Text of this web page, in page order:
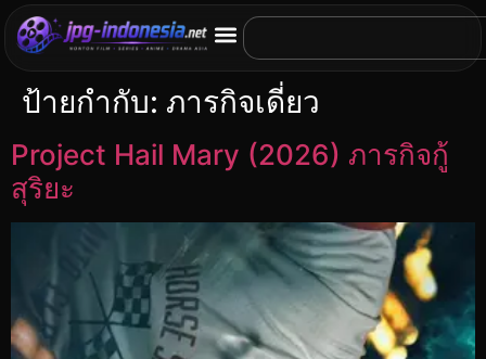
ป้ายกำกับ: ภารกิจเดี่ยว
Project Hail Mary (2026) ภารกิจกู้
สุริยะ